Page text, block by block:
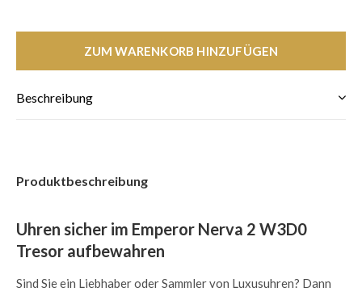
ZUM WARENKORB HINZUFÜGEN
Beschreibung
Produktbeschreibung
Uhren sicher im Emperor Nerva 2 W3D0
Tresor aufbewahren
Sind Sie ein Liebhaber oder Sammler von Luxusuhren? Dann